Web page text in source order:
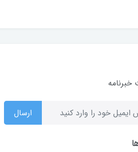
ارسال